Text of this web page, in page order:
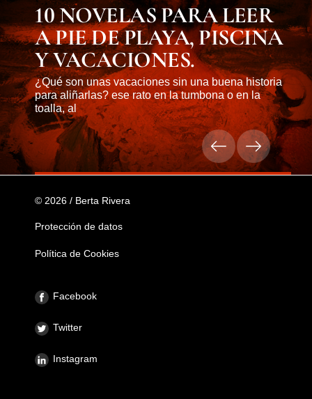
10 NOVELAS PARA LEER
A PIE DE PLAYA, PISCINA
Y VACACIONES.
¿Qué son unas vacaciones sin una buena historia
para aliñarlas? ese rato en la tumbona o en la
toalla, al
© 2026 / Berta Rivera
Protección de datos
Política de Cookies
Facebook
Twitter
Instagram